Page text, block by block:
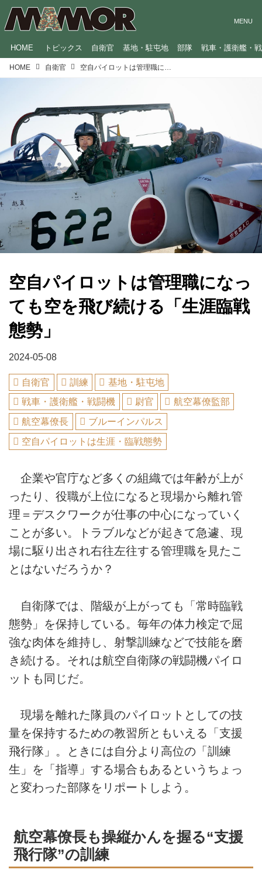
HOME トピックス 自衛官 基地・駐屯地 部隊 戦車・護衛艦・
HOME 自衛官
空自パイロットは管理職になっ
ても空を飛び続ける「生涯臨戦
態勢」
2024-05-08
自衛官 訓練
基地・駐屯地
戦車・護衛艦・戦闘機
尉官
航空幕僚監部
航空幕僚長
ブルーインパルス
空自パイロットは生涯・臨戦態勢
企業や官庁など多くの組織では年齢が上が
ったり、役職が上位になると現場から離れ管
理＝デスクワークが仕事の中心になっていく
ことが多い。トラブルなどが起きて急遽、現
場に駆り出され右往左往する管理職を見たこ
とはないだろうか？
自衛隊では、階級が上がっても「常時臨戦
態勢」を保持している。毎年の体力検定で屈
強な肉体を維持し、射撃訓練などで技能を磨
き続ける。それは航空自衛隊の戦闘機パイロ
ットも同じだ。
現場を離れた隊員のパイロットとしての技
量を保持するための教習所ともいえる「支援
飛行隊」。ときには自分より高位の「訓練
生」を「指導」する場合もあるというちょっ
と変わった部隊をリポートしよう。
航空幕僚長も操縦かんを握る“支援
飛行隊”の訓練